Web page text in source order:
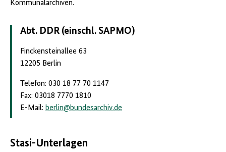
Kommunalarchiven.
Abt. DDR (einschl. SAPMO)
Finckensteinallee 63
12205 Berlin
Telefon: 030 18 77 70 1147
Fax: 03018 7770 1810
E-Mail: berlin@bundesarchiv.de
Stasi-Unterlagen